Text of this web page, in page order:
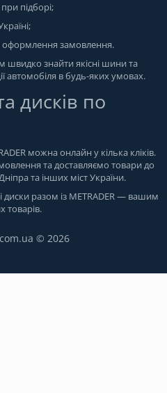
підборі;
оформлення замовлення.
знайти якісні шини та
автомобіля в будь-яких умовах.
дисків по
можна онлайн у кілька кліків.
та доставляємо товари до
та інших міст України.
диски разом із METRADER — вашим
товарів.
© 2026